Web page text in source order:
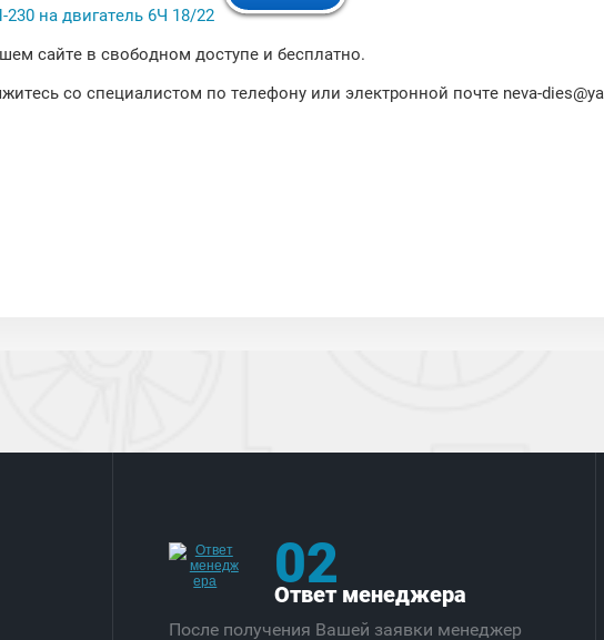
230 на двигатель 6Ч 18/22
сайте в свободном доступе и бесплатно.
со специалистом по телефону или электронной почте neva-
02
Ответ менеджера
После получения Вашей заявки менеджер